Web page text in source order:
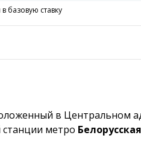
базовую ставку
в Центральном
метро